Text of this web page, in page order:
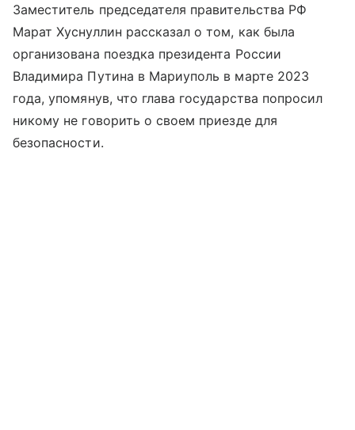
Заместитель председателя правительства РФ
Марат Хуснуллин рассказал о том, как была
организована поездка президента России
Владимира Путина в Мариуполь в марте 2023
года, упомянув, что глава государства попросил
никому не говорить о своем приезде для
безопасности.